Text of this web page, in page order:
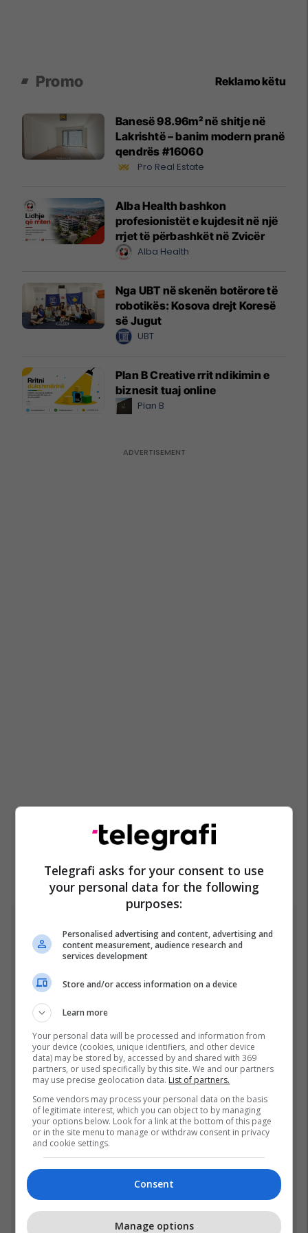
Promo Reklamo këtu
Banesë 98.96m² në shitje në
Lakrishtë – banim modern pranë
qendrës #16060
Pro Real Estate
Alba Health bashkon
profesionistët e kujdesit në një
rrjet të përbashkët në Zvicër
Alba Health
Nga UBT në skenën botërore të
robotikës: Kosova drejt Koresë
së Jugut
UBT
Plan B Creative rrit ndikimin e
biznesit tuaj online
Plan B
Top 5
Ftohet nga prokuroria e
ish-gjenerali serb thotë se
Gjithçka që ndodhi në
Kuvendin e
jashtëzakonshëm të LDK-
së
30/07/2026
“Vrisni, vrisni shqiptarët”,
skandal në UFC Beograd:
tribunat
nga Dua Lipa në Prishtinë
në orën 04:28 të mëngjesit
Telegrafi asks for your consent to use
your personal data for the following
purposes:
Personalised advertising and content, advertising and
content measurement, audience research and
services development
Store and/or access information on a device
Learn more
Your personal data will be processed and information from
your device (cookies, unique identifiers, and other device
data) may be stored by, accessed by and shared with 369
partners, or used specifically by this site. We and our partners
may use precise geolocation data. List of partners.
Some vendors may process your personal data on the basis
of legitimate interest, which you can object to by managing
your options below. Look for a link at the bottom of this page
or in the site menu to manage or withdraw consent in privacy
and cookie settings.
Consent
Manage options